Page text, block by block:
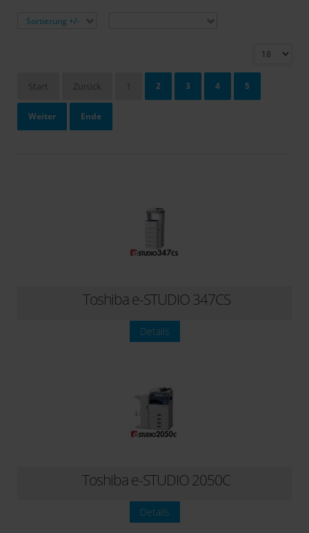
Sortierung +/-
Start Zurück 1 2 3 4 5
Weiter Ende
Toshiba e-STUDIO 347CS
Details
Toshiba e-STUDIO 2050C
Details